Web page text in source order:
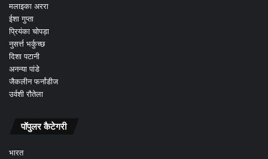
मलाइका अररा
ईशा गुप्ता
प्रियंका चोपड़ा
नुसर्त्त भर्कुच्छ
दिशा पटानी
अनन्या पांडे
जैकलीन फर्नांडीज
उर्वशी रौतेला
पॉपुलर कैटेगरी
भारत